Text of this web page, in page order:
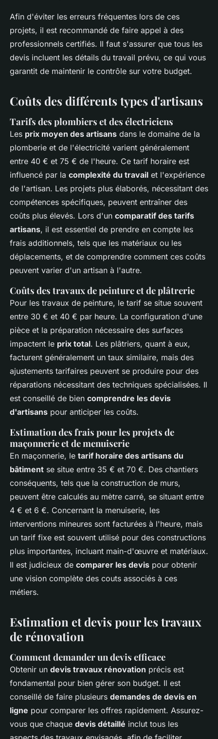
Afin d'éviter les erreurs fréquentes lors de ces
projets, il est recommandé de faire appel à des
professionnels certifiés. Il faut s'assurer que tous les
devis incluent les détails du travail prévu, ce qui vous
garantit de maintenir le contrôle sur votre budget.
Coûts des différents types d'artisans
Tarifs des plombiers et des électriciens
Les prix moyen des artisans dans le domaine de la
plomberie et de l'électricité varient généralement
entre 40 € et 75 € de l'heure. Ce tarif horaire est
influencé par la complexité du travail et l'expérience
de l'artisan. Les projets plus élaborés, nécessitant des
compétences spécifiques, peuvent entraîner des
coûts plus élevés. Lors d'un comparatif des tarifs
artisans, il est essentiel de prendre en compte les
frais additionnels, tels que les matériaux ou les
déplacements, et de comprendre comment ces coûts
peuvent varier d'un artisan à l'autre.
Coûts des travaux de peinture et de plâtrerie
Pour les travaux de peinture, le tarif se situe souvent
entre 30 € et 40 € par heure. La configuration d'une
pièce et la préparation nécessaire des surfaces
impactent le prix total. Les plâtriers, quant à eux,
facturent généralement un taux similaire, mais des
ajustements tarifaires peuvent se produire pour des
réparations nécessitant des techniques spécialisées. Il
est conseillé de bien comprendre les devis
d'artisans pour anticiper les coûts.
Estimation des frais pour les projets de
maçonnerie et de menuiserie
En maçonnerie, le tarif horaire des artisans du
bâtiment se situe entre 35 € et 70 €. Des chantiers
conséquents, tels que la construction de murs,
peuvent être calculés au mètre carré, se situant entre
4 € et 6 €. Concernant la menuiserie, les
interventions mineures sont facturées à l'heure, mais
un tarif fixe est souvent utilisé pour des constructions
plus importantes, incluant main-d'œuvre et matériaux.
Il est judicieux de comparer les devis pour obtenir
une vision complète des couts associés à ces
métiers.
Estimation et devis pour les travaux
de rénovation
Comment demander un devis efficace
Obtenir un devis travaux rénovation précis est
fondamental pour bien gérer son budget. Il est
conseillé de faire plusieurs demandes de devis en
ligne pour comparer les offres rapidement. Assurez-
vous que chaque devis détaillé inclut tous les